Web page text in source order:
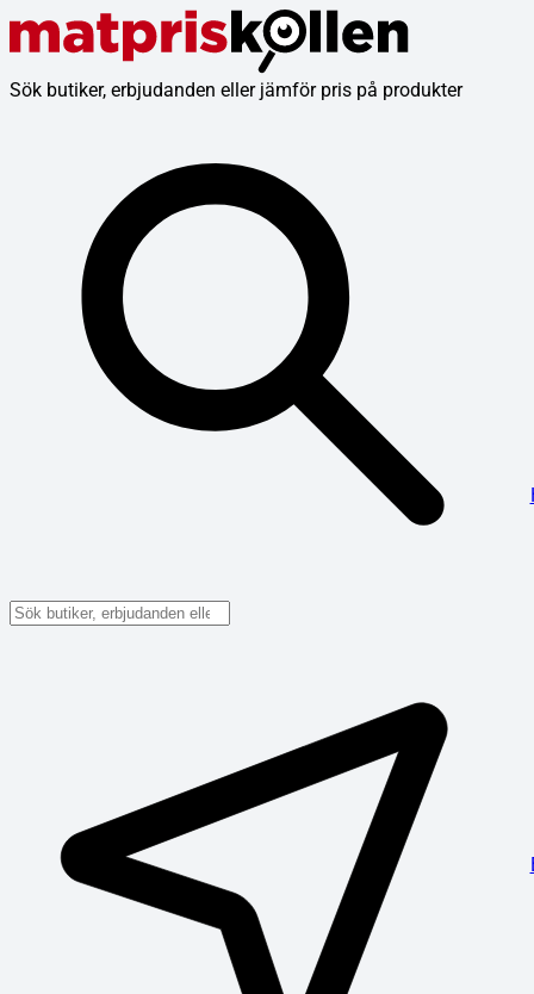
Sök butiker, erbjudanden eller jämför pris på produkter